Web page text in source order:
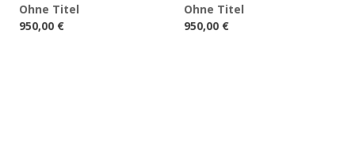
Ohne Titel
950,00 €
Ohne Titel
950,00 €